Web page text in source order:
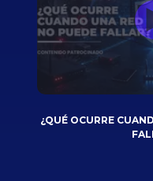
¿QUÉ OCURRE